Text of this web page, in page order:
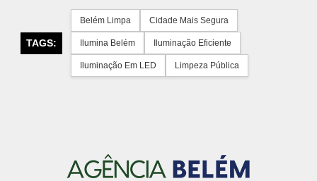
TAGS:
Belém Limpa Cidade Mais Segura
Ilumina Belém Iluminação Eficiente
Iluminação Em LED Limpeza Pública